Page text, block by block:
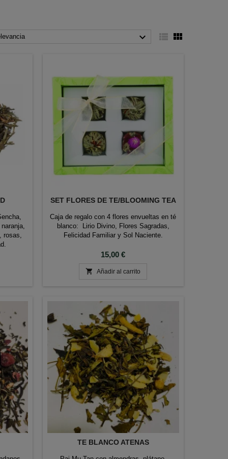
  
rosas,
SET FLORES DE TE/BLOOMING TEA
Caja de regalo con 4 flores envueltas en té
blanco: Lirio Divino, Flores Sagradas,
Felicidad Familiar y Sol Naciente.
Precio
15,00 €
 Añadir al carrito
TE BLANCO ATENAS